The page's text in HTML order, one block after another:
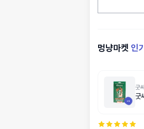
멍냥마켓 인
굿씨
굿